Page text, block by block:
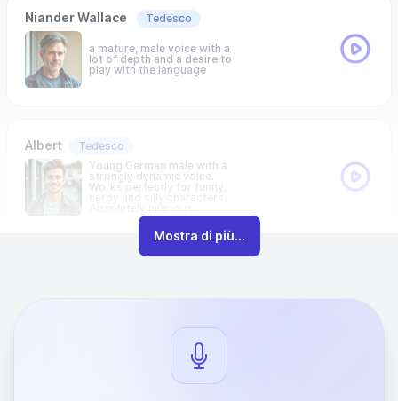
Niander Wallace Tedesco
a mature, male voice with a
lot of depth and a desire to
play with the language
Albert
Tedesco
Young German male with a
strongly dynamic voice.
Works perfectly for funny,
Mostra di più...